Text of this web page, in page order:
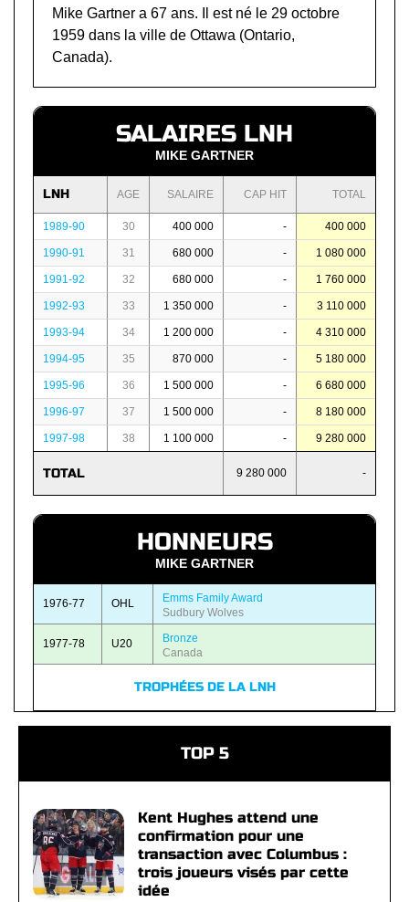
Mike Gartner a 67 ans. Il est né le 29 octobre
1959 dans la ville de Ottawa (Ontario,
Canada).
SALAIRES LNH
MIKE GARTNER
LNH AGE SALAIRE CAP HIT TOTAL
1989-90 30 400 000 - 400 000
1990-91 31 680 000 - 1 080 000
1991-92 32 680 000 - 1 760 000
1992-93 33 1 350 000 - 3 110 000
1993-94 34 1 200 000 - 4 310 000
1994-95 35 870 000 - 5 180 000
1995-96 36 1 500 000 - 6 680 000
1996-97 37 1 500 000 - 8 180 000
1997-98 38 1 100 000 - 9 280 000
TOTAL 9 280 000 -
HONNEURS
MIKE GARTNER
1976-77 OHL
Emms Family Award
Sudbury Wolves
1977-78 U20
Bronze
Canada
TROPHÉES DE LA LNH
TOP 5
Kent Hughes attend une
confirmation pour une
transaction avec Columbus :
trois joueurs visés par cette
idée